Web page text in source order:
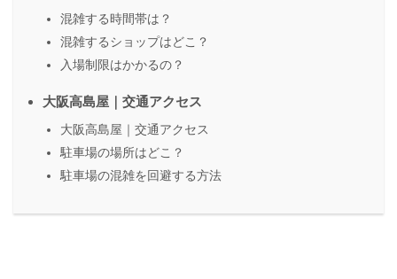
混雑する時間帯は？
混雑するショップはどこ？
入場制限はかかるの？
大阪高島屋｜交通アクセス
大阪高島屋｜交通アクセス
駐車場の場所はどこ？
駐車場の混雑を回避する方法